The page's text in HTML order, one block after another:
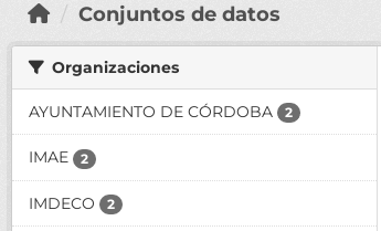
Conjuntos de datos
Organizaciones
AYUNTAMIENTO DE CÓRDOBA 2
IMAE 2
IMDECO 2